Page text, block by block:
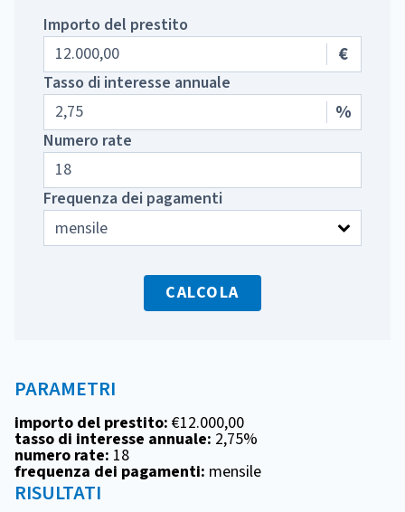
Importo del prestito
€
Tasso di interesse annuale
%
Numero rate
Frequenza dei pagamenti
CALCOLA
RISULTATI
PARAMETRI
importo del prestito: €12.000,00
tasso di interesse annuale: 2,75%
numero rate: 18
frequenza dei pagamenti: mensile